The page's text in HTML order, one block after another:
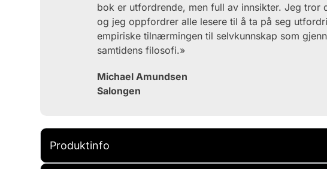
bok er utfordrende, men full av innsikter. Jeg tror
og jeg oppfordrer alle lesere til å ta på seg
empiriske tilnærmingen til selvkunnskap som
samtidens filosofi.»
Michael Amundsen
Salongen
Produktinfo